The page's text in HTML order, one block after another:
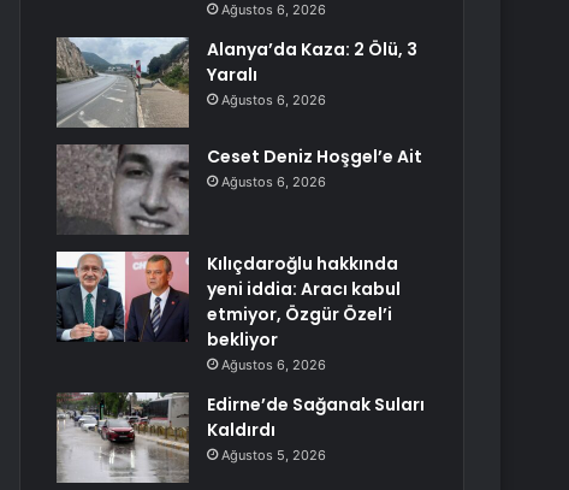
Ağustos 6, 2026
Alanya’da Kaza: 2 Ölü, 3
Yaralı
Ağustos 6, 2026
Ceset Deniz Hoşgel’e Ait
Ağustos 6, 2026
Kılıçdaroğlu hakkında
yeni iddia: Aracı kabul
etmiyor, Özgür Özel’i
bekliyor
Ağustos 6, 2026
Edirne’de Sağanak Suları
Kaldırdı
Ağustos 5, 2026